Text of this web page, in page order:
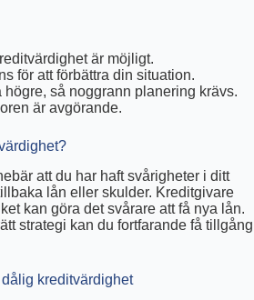
är möjligt.
för att förbättra din situation.
högre, så noggrann planering krävs.
är avgörande.
att du har haft svårigheter i ditt
lån eller skulder. Kreditgivare
kan göra det svårare att få nya lån.
strategi kan du fortfarande få tillgång
kreditvärdighet